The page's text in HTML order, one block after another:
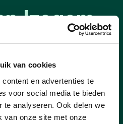
van cookies
en advertenties te
voor social media te bieden
te analyseren. Ook delen we
van onze site met onze
Izegem